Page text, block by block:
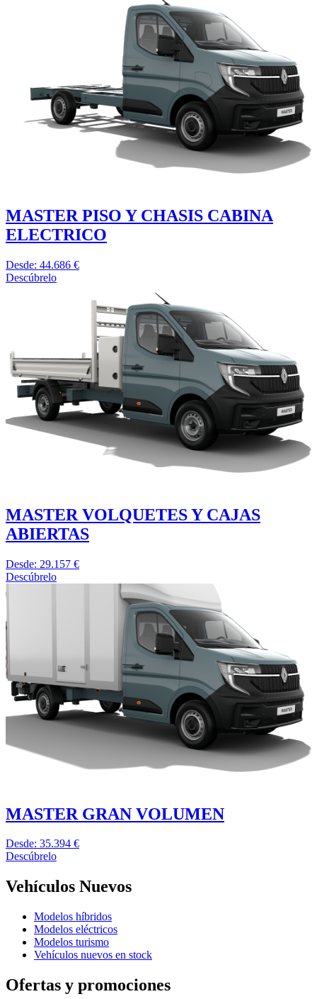
MASTER PISO Y CHASIS CABINA
ELECTRICO
Desde: 44.686 €
Descúbrelo
MASTER VOLQUETES Y CAJAS
ABIERTAS
Desde: 29.157 €
Descúbrelo
MASTER GRAN VOLUMEN
Desde: 35.394 €
Descúbrelo
Vehículos Nuevos
Modelos híbridos
Modelos eléctricos
Modelos turismo
Vehículos nuevos en stock
Ofertas y promociones